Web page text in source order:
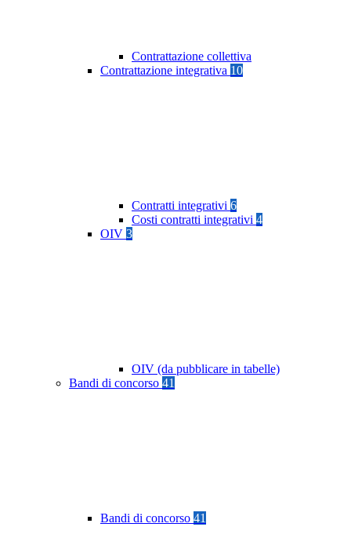
Contrattazione collettiva
Contrattazione integrativa 10
Contratti integrativi 6
Costi contratti integrativi 4
OIV 3
OIV (da pubblicare in tabelle)
Bandi di concorso 41
Bandi di concorso 41